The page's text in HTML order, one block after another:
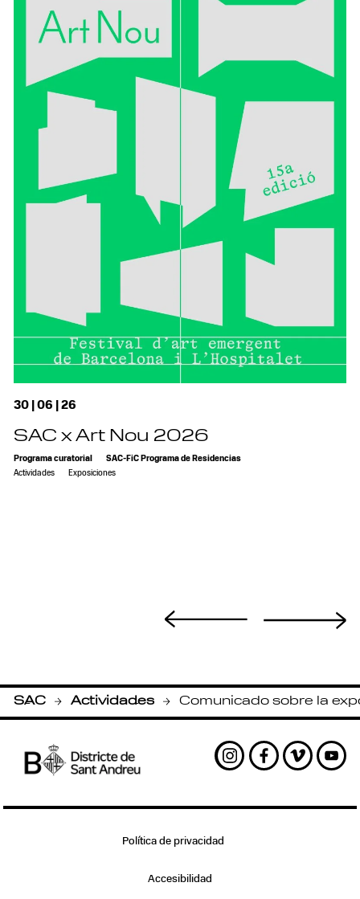
SAC
- Actividades
- Comunicado sobre la
30 | 06 | 26
SAC x Art Nou 2026
Programa curatorial
SAC-FiC Programa de Residencias
Actividades
Exposiciones
Instagram
Facebook
Vimeo
Política de privacidad
Accesibilidad